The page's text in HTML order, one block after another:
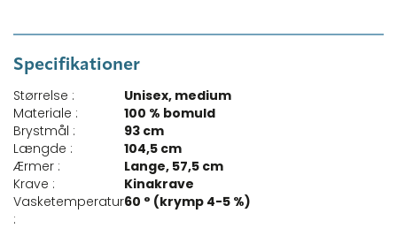
Specifikationer
Størrelse :
Unisex, medium
Materiale :
100 % bomuld
Brystmål :
93 cm
Længde :
104,5 cm
Ærmer :
Lange, 57,5 cm
Krave :
Kinakrave
Vasketemperatur
:
60 ° (krymp 4-5 %)